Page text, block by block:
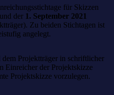
für Skizzen
und der 1. September 2021
Zu beiden Stichtagen ist
angelegt.
dem Projektträger in schriftlicher
Einreicher der Projektskizze
Projektskizze vorzulegen.